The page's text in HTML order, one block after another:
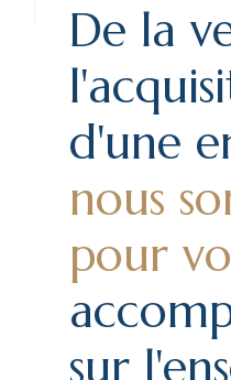
De la
d'une
nous
pour
sur